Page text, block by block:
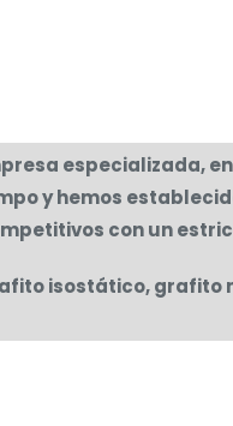
y hemos
con un
isostático, grafito